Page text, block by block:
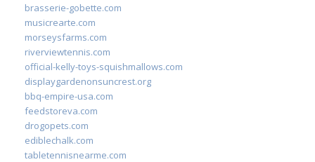
brasserie-gobette.com
musicrearte.com
morseysfarms.com
riverviewtennis.com
official-kelly-toys-squishmallows.com
displaygardenonsuncrest.org
bbq-empire-usa.com
feedstoreva.com
drogopets.com
ediblechalk.com
tabletennisnearme.com